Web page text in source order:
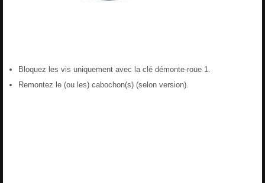
Bloquez les vis uniquement avec la clé démonte-roue 1.
Remontez le (ou les) cabochon(s) (selon version).